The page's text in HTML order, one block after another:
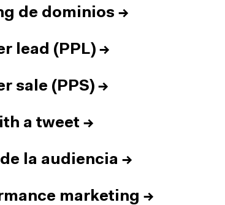
de dominios →
lead (PPL) →
sale (PPS) →
a tweet →
la audiencia →
marketing →